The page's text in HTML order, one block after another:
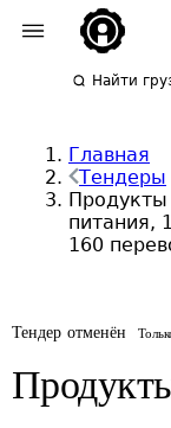
Найти
Главная
Тендеры
Продукты
питания,
160
Тендер отменён